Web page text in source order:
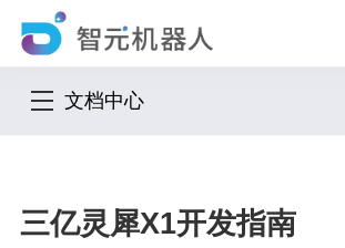
文档中心
三亿灵犀X1开发指南